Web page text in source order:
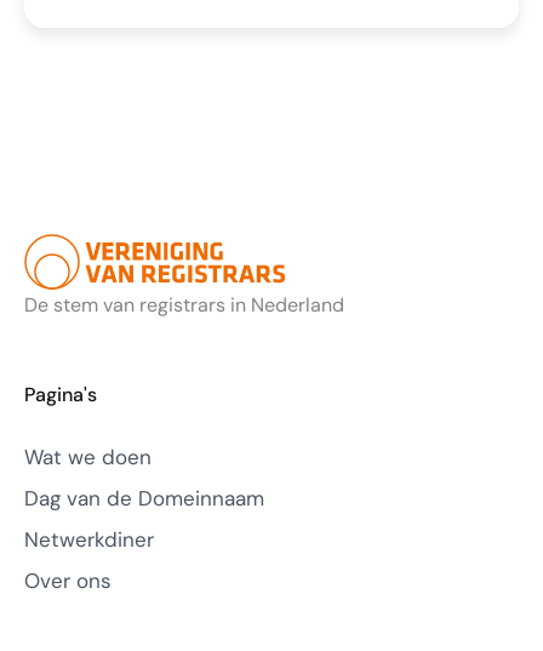
De stem van registrars in Nederland
Pagina's
Wat we doen
Dag van de Domeinnaam
Netwerkdiner
Over ons